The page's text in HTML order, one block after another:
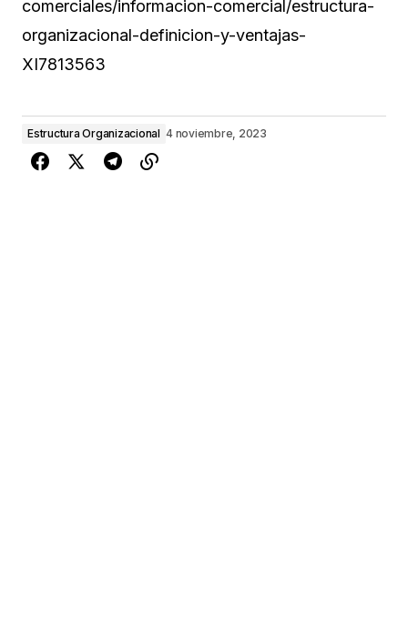
comerciales/informacion-comercial/estructura-
organizacional-definicion-y-ventajas-
XI7813563
Estructura Organizacional 4 noviembre, 2023